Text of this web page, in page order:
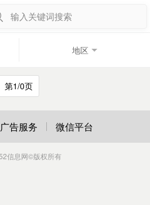
输入关键词搜索
地区
第1/0页
广告服务 微信平台
信息网©版权所有